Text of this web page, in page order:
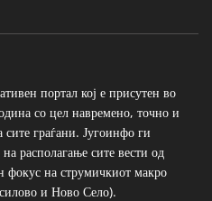
портал кој е присутен во
со цел навремено, точно и
граѓани. Југоинфо ги
располагање сите вести од
фокус на струмичкиот макро
и Ново Село).